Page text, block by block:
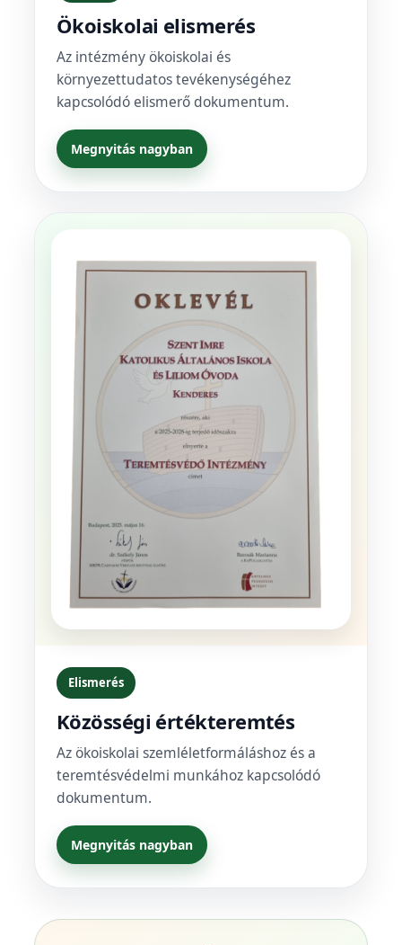
Ökoiskolai elismerés
Az intézmény ökoiskolai és
környezettudatos tevékenységéhez
kapcsolódó elismerő dokumentum.
Megnyitás nagyban
Elismerés
Közösségi értékteremtés
Az ökoiskolai szemléletformáláshoz és a
teremtésvédelmi munkához kapcsolódó
dokumentum.
Megnyitás nagyban